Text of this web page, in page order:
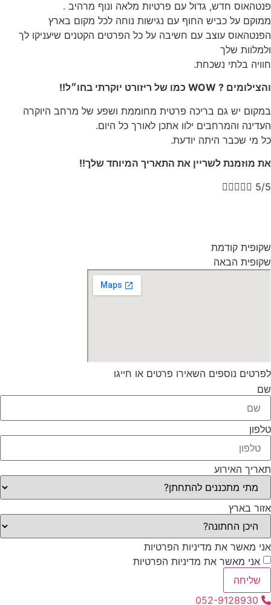
פנטהאוס חדש, גדול עם פרטיות מלאה ונוף מרהיב .
ממוקם על כביש החוף עם נגישות נוחה לכל מקום בארץ
הפנטהאוס עוצב עם חשיבה על כל הפרטים הקטנים שיעניקו לך
ולמלוות שלך
חוויה בלתי נשכחת.
והצילומים ? WOW כמו של ריזורט יוקרתי בחו״ל!!
במקום יש גם בריכה פרטית מחוממת ושפע של מרחב היוקרה
העדינה והמרחבים ילוו אתכן לאורך כל היום.
כל מי שכבר היתה יודעת.
את מוזמנת לשריין את התאריך המיוחד שלך!!
 5/5
שקופית קודמת
שקופית הבאה
לפרטים נוספים השאירו פרטים או חייגו
שם
טלפון
תאריך האירוע
אזור בארץ
אני מאשר את מדיניות הפרטיות
אני מאשר את מדיניות הפרטיות
שליחה